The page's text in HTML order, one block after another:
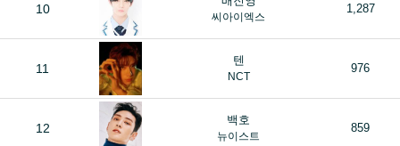
10
씨아이엑스
1,287
11
텐
NCT
976
12
백호
뉴이스트
859